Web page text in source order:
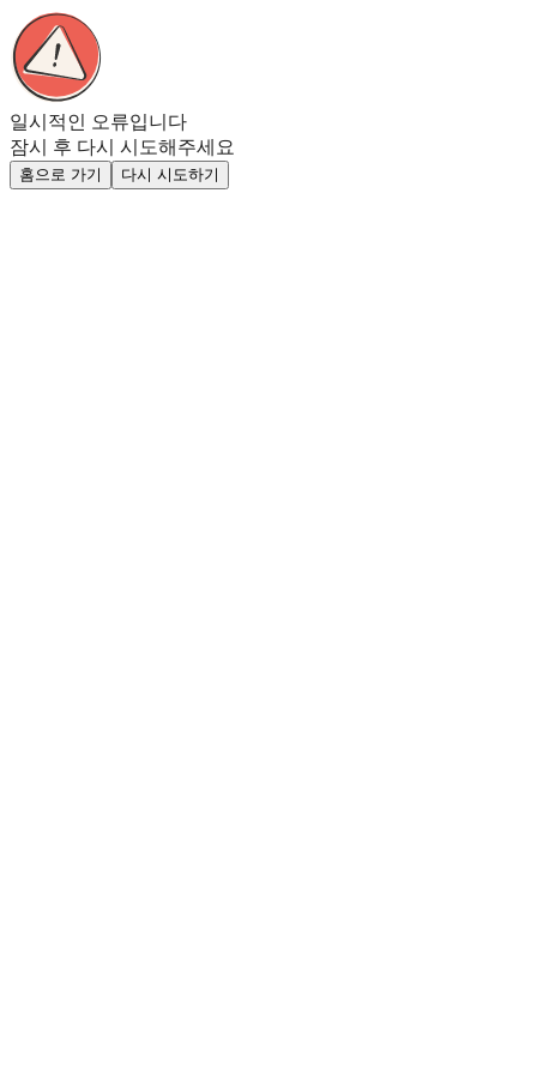
일시적인 오류입니다
잠시 후 다시 시도해주세요
홈으로 가기 다시 시도하기